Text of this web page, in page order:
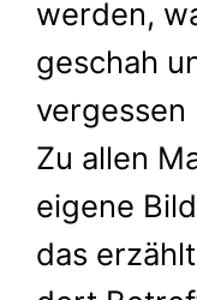
werden,
geschah
vergessen
Zu allen
eigene
das